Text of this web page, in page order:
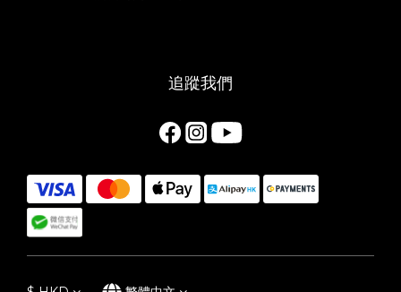
追蹤我們